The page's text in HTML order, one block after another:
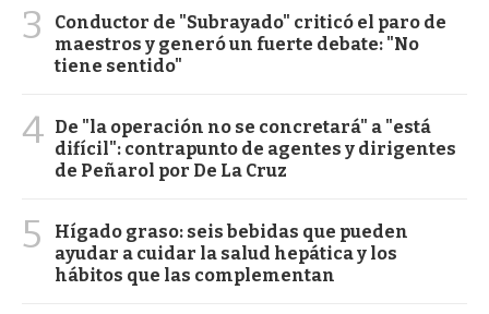
3
Conductor de "Subrayado" criticó el paro de
maestros y generó un fuerte debate: "No
tiene sentido"
4 De "la operación no se concretará" a "está
difícil": contrapunto de agentes y dirigentes
de Peñarol por De La Cruz
5
Hígado graso: seis bebidas que pueden
ayudar a cuidar la salud hepática y los
hábitos que las complementan